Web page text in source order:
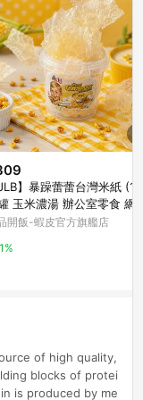
JLB】暴躁蕾蕾台灣米紙 (100
玉米濃湯 辦公室零食 網紅
)
開飯-蝦皮官方旗艦店
1%
of high quality,
blocks of protei
is produced by me